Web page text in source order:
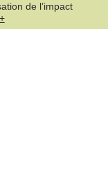
de l’impact